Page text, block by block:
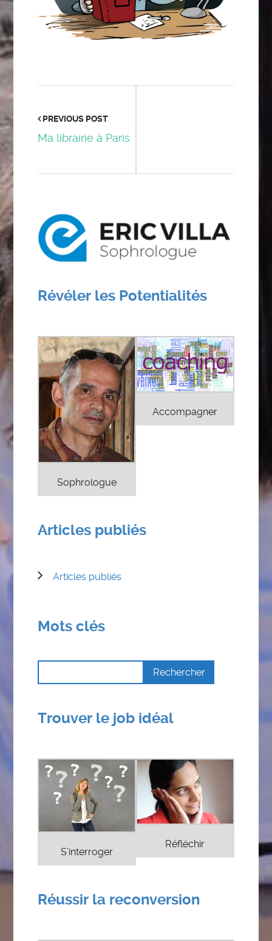
PREVIOUS POST
Ma librairie à Paris
Révéler les Potentialités
Sophrologue
Accompagner
Articles publiés
Articles publiés
Mots clés
Trouver le job idéal
S’interroger
Réfléchir
Réussir la reconversion